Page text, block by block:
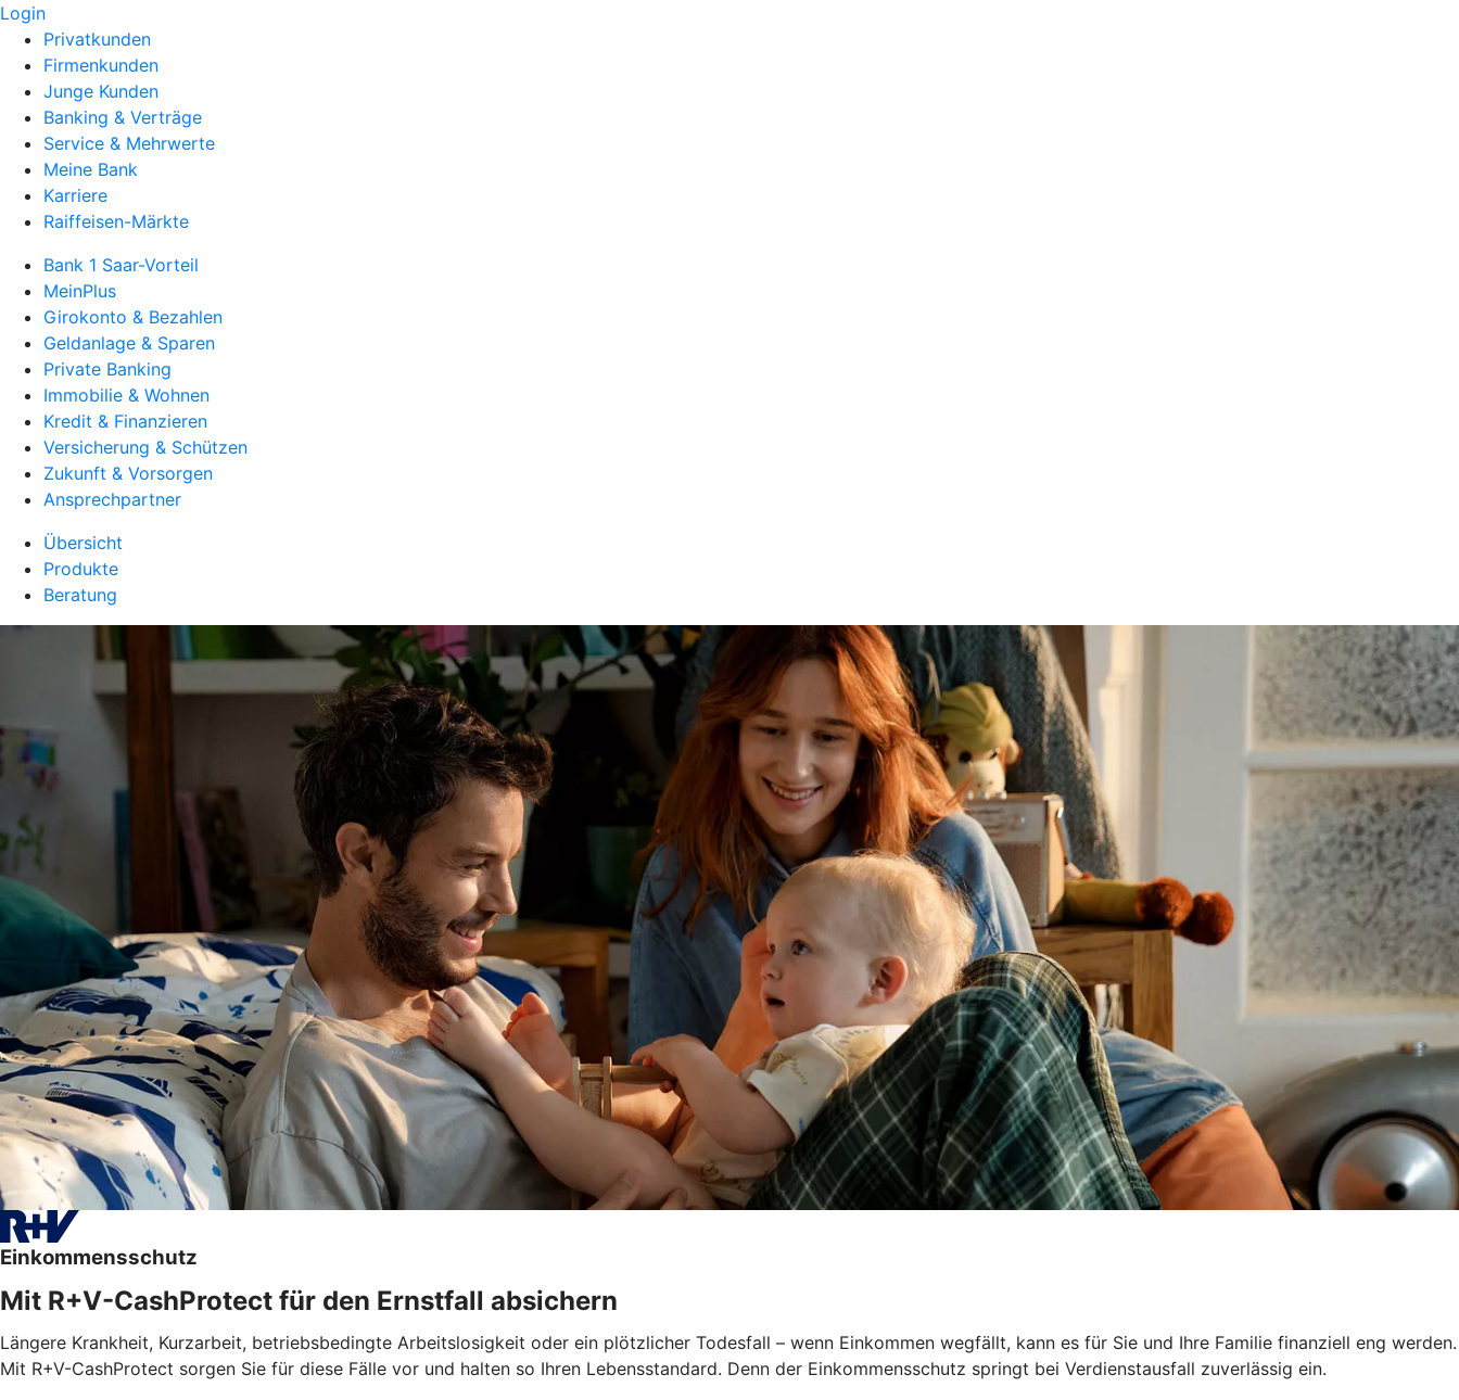
Login
Privatkunden
Firmenkunden
Junge Kunden
Banking & Verträge
Service & Mehrwerte
Meine Bank
Karriere
Raiffeisen-Märkte
Bank 1 Saar-Vorteil
MeinPlus
Girokonto & Bezahlen
Geldanlage & Sparen
Private Banking
Immobilie & Wohnen
Kredit & Finanzieren
Versicherung & Schützen
Zukunft & Vorsorgen
Ansprechpartner
Übersicht
Produkte
Beratung
Einkommensschutz
Mit R+V-CashProtect für den Ernstfall absichern
Längere Krankheit, Kurzarbeit, betriebsbedingte Arbeitslosigkeit oder ein plötzlicher Todesfall – wenn Einkommen wegfällt, kann es für Sie und Ihre Familie finanziell eng werden.
Mit R+V-CashProtect sorgen Sie für diese Fälle vor und halten so Ihren Lebensstandard. Denn der Einkommensschutz springt bei Verdienstausfall zuverlässig ein.